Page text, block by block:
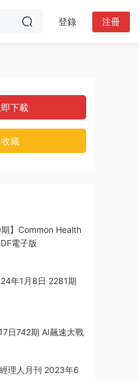
登錄 注冊
下載
收藏
期】Common Health
電子版
年1月8日 2281期
日742期 AI飆速大戰
理人月刊 2023年6